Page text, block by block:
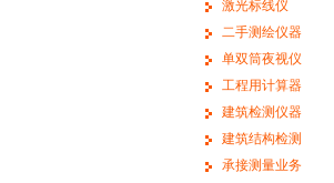
激光标线仪
二手测绘仪器
单双筒夜视仪
工程用计算器
建筑检测仪器
建筑结构检测
承接测量业务